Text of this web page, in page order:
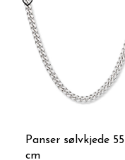
Panser sølvkjede 55
cm